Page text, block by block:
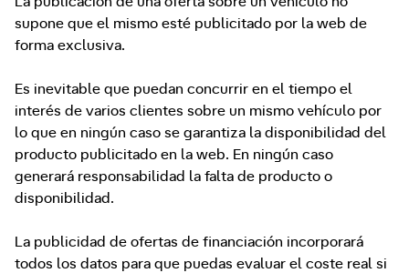
supone que el mismo esté publicitado por la web de
forma exclusiva.
Es inevitable que puedan concurrir en el tiempo el
interés de varios clientes sobre un mismo vehículo por
lo que en ningún caso se garantiza la disponibilidad del
producto publicitado en la web. En ningún caso
generará responsabilidad la falta de producto o
disponibilidad.
La publicidad de ofertas de financiación incorporará
todos los datos para que puedas evaluar el coste real si